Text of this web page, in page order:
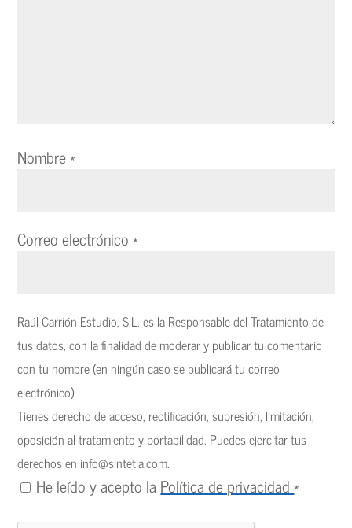
Nombre*
Correo electrónico*
Raúl Carrión Estudio, S.L. es la Responsable del Tratamiento de
tus datos, con la finalidad de moderar y publicar tu comentario
con tu nombre (en ningún caso se publicará tu correo
electrónico).
Tienes derecho de acceso, rectificación, supresión, limitación,
oposición al tratamiento y portabilidad. Puedes ejercitar tus
derechos en info@sintetia.com.
He leído y acepto la Política de privacidad*